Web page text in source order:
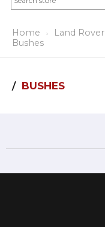
Home Land Rover
Bushes
BUSHES